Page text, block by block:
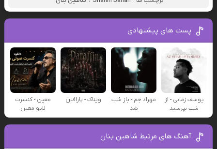
پست های پیشنهادی
یوسف زمانی - از
شب بپرسید
مهراد جم - باز شب
شد
ویناک - پارافین
معین - کنسرت
لایو معین
آهنگ های مرتبط شاهین بنان